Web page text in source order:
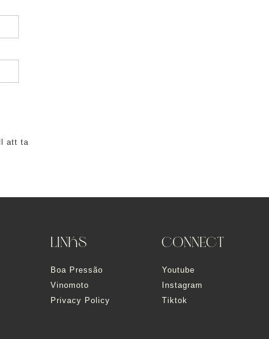
att ta
LINKS
Boa Pressão
Vinomoto
Privacy Policy
CONNECT
Youtube
Instagram
Tiktok